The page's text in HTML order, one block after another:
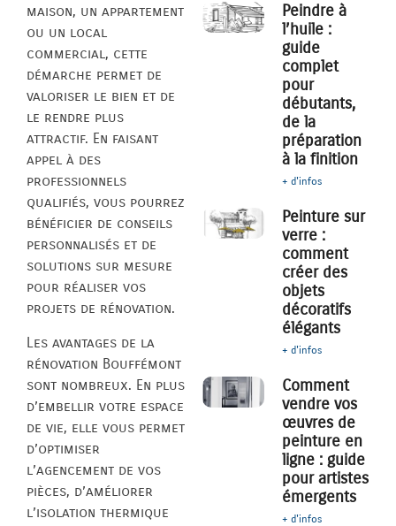
maison, un appartement
ou un local
commercial, cette
démarche permet de
valoriser le bien et de
le rendre plus
attractif. En faisant
appel à des
professionnels
qualifiés, vous pourrez
bénéficier de conseils
personnalisés et de
solutions sur mesure
pour réaliser vos
projets de rénovation.
Les avantages de la
rénovation Bouffémont
sont nombreux. En plus
d’embellir votre espace
de vie, elle vous permet
d’optimiser
l’agencement de vos
pièces, d’améliorer
l’isolation thermique
Peindre à
l’huile :
guide
complet
pour
débutants,
de la
préparation
à la finition
+ d'infos
Peinture sur
verre :
comment
créer des
objets
décoratifs
élégants
+ d'infos
Comment
vendre vos
œuvres de
peinture en
ligne : guide
pour artistes
émergents
+ d'infos